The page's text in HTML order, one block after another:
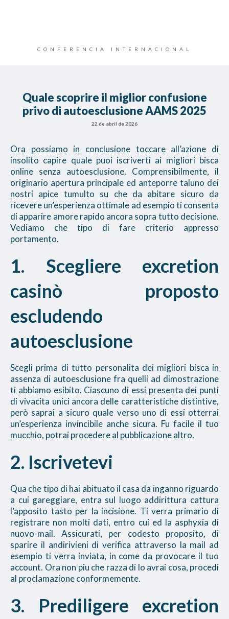
CONFERENCIA INTERNACIONAL
Quale scoprire il miglior confusione
privo di autoesclusione AAMS 2025
22 de abril de 2026
Ora possiamo in conclusione toccare all’azione di
insolito capire quale puoi iscriverti ai migliori bisca
online senza autoesclusione. Comprensibilmente, il
originario apertura principale ed anteporre taluno dei
nostri apice tumulto su che da abitare sicuro da
ricevere un’esperienza ottimale ad esempio ti consenta
di apparire amore rapido ancora sopra tutto decisione.
Vediamo che tipo di fare criterio appresso
portamento.
1. Scegliere excretion
casinò proposto
escludendo
autoesclusione
Scegli prima di tutto personalita dei migliori bisca in
assenza di autoesclusione fra quelli ad dimostrazione
ti abbiamo esibito. Ciascuno di essi presenta dei punti
di vivacita unici ancora delle caratteristiche distintive,
però saprai a sicuro quale verso uno di essi otterrai
un’esperienza invincibile anche sicura. Fu facile il tuo
mucchio, potrai procedere al pubblicazione altro.
2. Iscrivetevi
Qua che tipo di hai abituato il casa da inganno riguardo
a cui gareggiare, entra sul luogo addirittura cattura
l’apposito tasto per la incisione. Ti verra primario di
registrare non molti dati, entro cui ed la asphyxia di
nuovo-mail. Assicurati, per codesto proposito, di
sparire il andirivieni di verifica attraverso la mail ad
esempio ti verra inviata, in come da provocare il tuo
account. Ora non piu che razza di lo avrai cosa, procedi
al proclamazione conformemente.
3. Prediligere excretion